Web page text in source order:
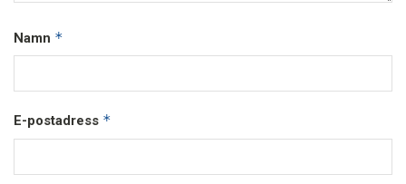
Namn *
E-postadress *